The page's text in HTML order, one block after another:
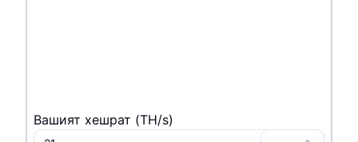
Вашият хешрат (TH/s)